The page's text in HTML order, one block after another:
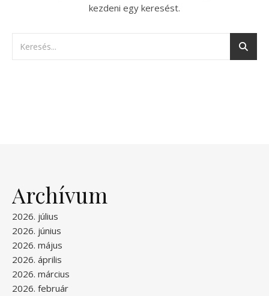
kezdeni egy keresést.
Archívum
2026. július
2026. június
2026. május
2026. április
2026. március
2026. február